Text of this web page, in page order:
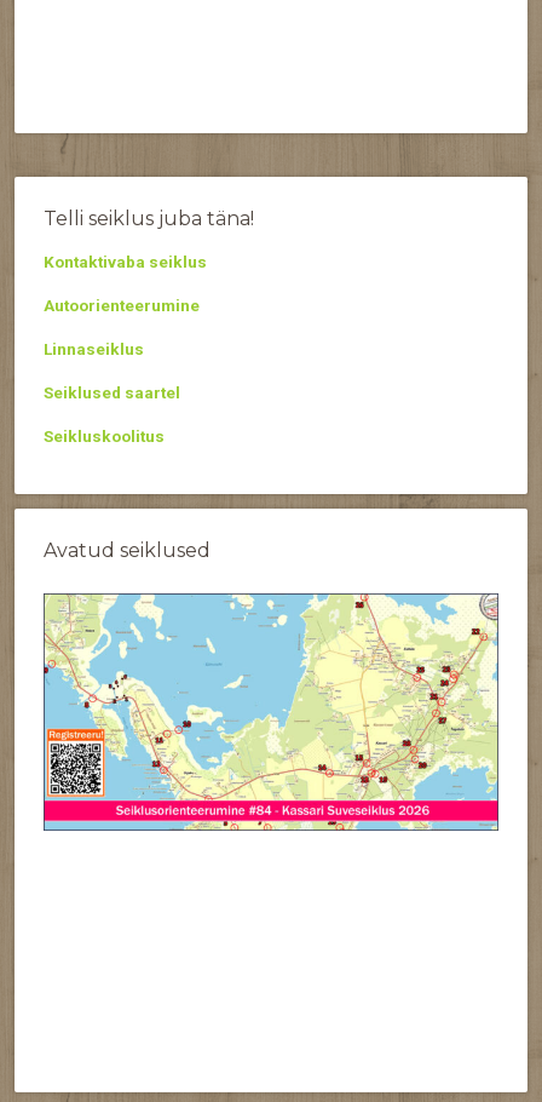
Telli seiklus juba täna!
Kontaktivaba seiklus
Autoorienteerumine
Linnaseiklus
Seiklused saartel
Seikluskoolitus
Avatud seiklused